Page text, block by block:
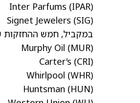
Inter Parfums (IPAR)
Signet Jewelers (SIG)
במקביל, חמש ההחזקות
Murphy Oil (MUR)
Carter’s (CRI)
Whirlpool (WHR)
Huntsman (HUN)